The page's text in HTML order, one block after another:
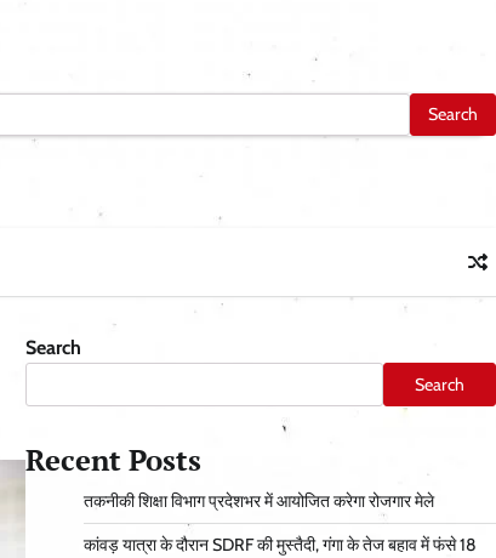
Search
Search
Recent Posts
तकनीकी शिक्षा विभाग प्रदेशभर में आयोजित करेगा रोजगार मेले
कांवड़ यात्रा के दौरान SDRF की मुस्तैदी, गंगा के तेज बहाव में फंसे 18